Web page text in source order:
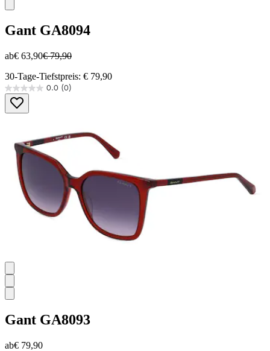
Gant GA8094
ab€ 63,90€ 79,90
30-Tage-Tiefstpreis: € 79,90
0.0 (0)
0.0
von
5
Gant GA8093
ab€ 79,90